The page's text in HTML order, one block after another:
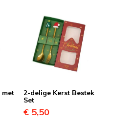
2-delige Kerst Bestek
Set
€ 5,50